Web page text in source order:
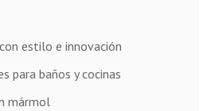
estilo e innovación
para baños y cocinas
mármol